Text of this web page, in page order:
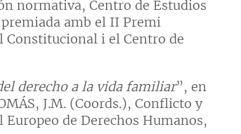
normativa, Centro de Estudios
amb el II Premi
Constitucional i el Centro de
derecho a la vida familiar”, en
J.M. (Coords.), Conflicto y
de Derechos Humanos,